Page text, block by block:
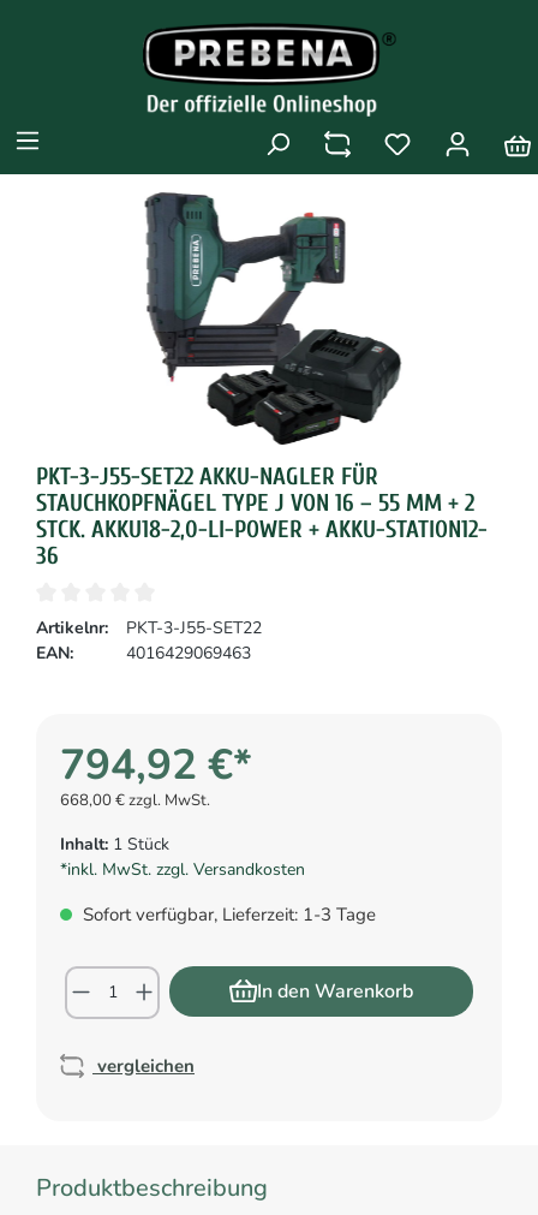
PKT-3-J55-SET22 AKKU-NAGLER FÜR
STAUCHKOPFNÄGEL TYPE J VON 16 – 55 MM + 2
STCK. AKKU18-2,0-LI-POWER + AKKU-STATION12-
36
Artikelnr:
PKT-3-J55-SET22
EAN:
4016429069463
794,92 €*
668,00 € zzgl. MwSt.
Inhalt: 1 Stück
*inkl. MwSt. zzgl. Versandkosten
Sofort verfügbar, Lieferzeit: 1-3 Tage
In den Warenkorb
vergleichen
Produktbeschreibung